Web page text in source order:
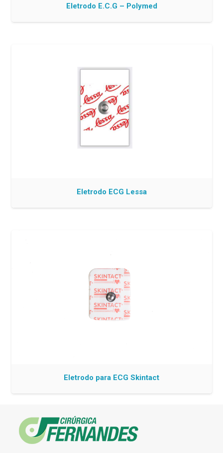
Eletrodo E.C.G – Polymed
Eletrodo ECG Lessa
Eletrodo para ECG Skintact